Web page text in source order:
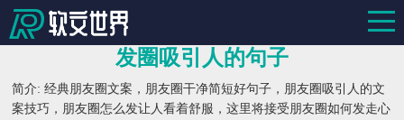
发圈吸引人的句子
简介: 经典朋友圈文案，朋友圈干净简短好句子，朋友圈吸引人的文
案技巧，朋友圈怎么发让人看着舒服，这里将接受朋友圈如何发走心